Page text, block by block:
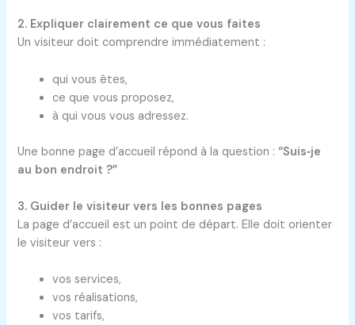
2. Expliquer clairement ce que vous faites
Un visiteur doit comprendre immédiatement :
qui vous êtes,
ce que vous proposez,
à qui vous vous adressez.
Une bonne page d’accueil répond à la question :“Suis‑je
au bon endroit ?”
3. Guider le visiteur vers les bonnes pages
La page d’accueil est un point de départ. Elle doit orienter
le visiteur vers :
vos services,
vos réalisations,
vos tarifs,